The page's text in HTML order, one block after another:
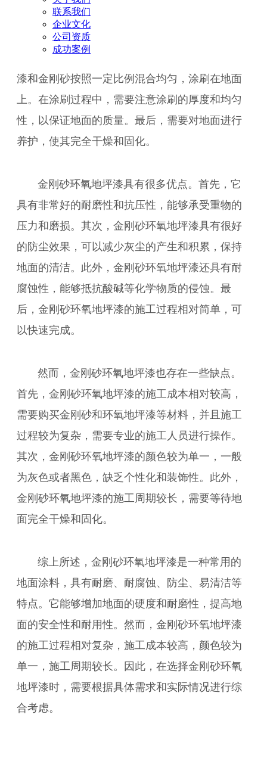
联系我们
企业文化
公司资质
成功案例
金刚砂环氧地坪漆的施工过程相对复杂，需
要经过多个步骤。首先，需要对地面进行清洁和
修补，确保地面平整无缺陷。然后，将环氧地坪
漆和金刚砂按照一定比例混合均匀，涂刷在地面
上。在涂刷过程中，需要注意涂刷的厚度和均匀
性，以保证地面的质量。最后，需要对地面进行
养护，使其完全干燥和固化。
金刚砂环氧地坪漆具有很多优点。首先，它
具有非常好的耐磨性和抗压性，能够承受重物的
压力和磨损。其次，金刚砂环氧地坪漆具有很好
的防尘效果，可以减少灰尘的产生和积累，保持
地面的清洁。此外，金刚砂环氧地坪漆还具有耐
腐蚀性，能够抵抗酸碱等化学物质的侵蚀。最
后，金刚砂环氧地坪漆的施工过程相对简单，可
以快速完成。
然而，金刚砂环氧地坪漆也存在一些缺点。
首先，金刚砂环氧地坪漆的施工成本相对较高，
需要购买金刚砂和环氧地坪漆等材料，并且施工
过程较为复杂，需要专业的施工人员进行操作。
其次，金刚砂环氧地坪漆的颜色较为单一，一般
为灰色或者黑色，缺乏个性化和装饰性。此外，
金刚砂环氧地坪漆的施工周期较长，需要等待地
面完全干燥和固化。
综上所述，金刚砂环氧地坪漆是一种常用的
地面涂料，具有耐磨、耐腐蚀、防尘、易清洁等
特点。它能够增加地面的硬度和耐磨性，提高地
面的安全性和耐用性。然而，金刚砂环氧地坪漆
的施工过程相对复杂，施工成本较高，颜色较为
单一，施工周期较长。因此，在选择金刚砂环氧
地坪漆时，需要根据具体需求和实际情况进行综
合考虑。